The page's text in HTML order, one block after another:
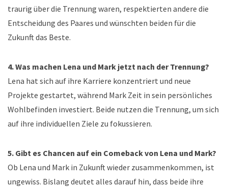
traurig über die Trennung waren, respektierten andere die
Entscheidung des Paares und wünschten beiden für die
Zukunft das Beste.
4. Was machen Lena und Mark jetzt nach der Trennung?
Lena hat sich auf ihre Karriere konzentriert und neue
Projekte gestartet, während Mark Zeit in sein persönliches
Wohlbefinden investiert. Beide nutzen die Trennung, um sich
auf ihre individuellen Ziele zu fokussieren.
5. Gibt es Chancen auf ein Comeback von Lena und Mark?
Ob Lena und Mark in Zukunft wieder zusammenkommen, ist
ungewiss. Bislang deutet alles darauf hin, dass beide ihre